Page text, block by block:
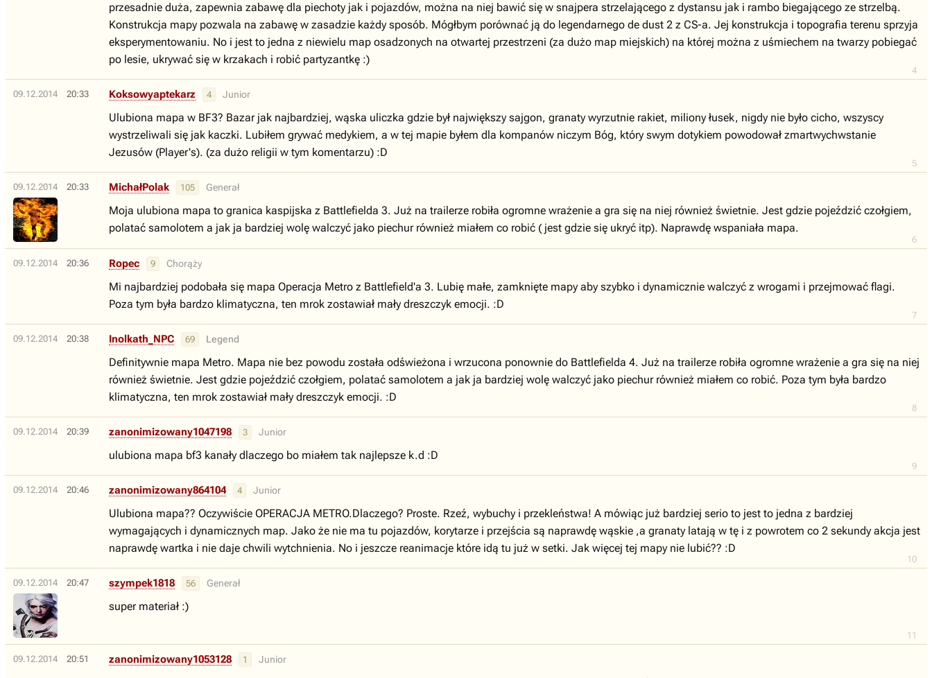
4
przesadnie duża, zapewnia zabawę dla piechoty jak i pojazdów, można na niej bawić się w snajpera strzelającego z dystansu jak i rambo biegającego ze strzelbą.
Konstrukcja mapy pozwala na zabawę w zasadzie każdy sposób. Mógłbym porównać ją do legendarnego de dust 2 z CS-a. Jej konstrukcja i topografia terenu sprzyja
eksperymentowaniu. No i jest to jedna z niewielu map osadzonych na otwartej przestrzeni (za dużo map miejskich) na której można z uśmiechem na twarzy pobiegać
po lesie, ukrywać się w krzakach i robić partyzantkę :)
09.12.2014 20:33
5
Koksowyaptekarz 4 Junior
Ulubiona mapa w BF3? Bazar jak najbardziej, wąska uliczka gdzie był największy sajgon, granaty wyrzutnie rakiet, miliony łusek, nigdy nie było cicho, wszyscy
wystrzeliwali się jak kaczki. Lubiłem grywać medykiem, a w tej mapie byłem dla kompanów niczym Bóg, który swym dotykiem powodował zmartwychwstanie
Jezusów (Player's). (za dużo religii w tym komentarzu) :D
09.12.2014 20:33
6
MichałPolak 105 Generał
Moja ulubiona mapa to granica kaspijska z Battlefielda 3. Już na trailerze robiła ogromne wrażenie a gra się na niej również świetnie. Jest gdzie pojeździć czołgiem,
polatać samolotem a jak ja bardziej wolę walczyć jako piechur również miałem co robić ( jest gdzie się ukryć itp). Naprawdę wspaniała mapa.
09.12.2014 20:36
7
Ropec 9 Chorąży
Mi najbardziej podobała się mapa Operacja Metro z Battlefield'a 3. Lubię małe, zamknięte mapy aby szybko i dynamicznie walczyć z wrogami i przejmować flagi.
Poza tym była bardzo klimatyczna, ten mrok zostawiał mały dreszczyk emocji. :D
09.12.2014 20:38
8
Inolkath_NPC 69 Legend
Definitywnie mapa Metro. Mapa nie bez powodu została odświeżona i wrzucona ponownie do Battlefielda 4. Już na trailerze robiła ogromne wrażenie a gra się na niej
również świetnie. Jest gdzie pojeździć czołgiem, polatać samolotem a jak ja bardziej wolę walczyć jako piechur również miałem co robić. Poza tym była bardzo
klimatyczna, ten mrok zostawiał mały dreszczyk emocji. :D
09.12.2014 20:39
9
zanonimizowany1047198 3 Junior
ulubiona mapa bf3 kanały dlaczego bo miałem tak najlepsze k.d :D
09.12.2014 20:46
10
zanonimizowany864104 4 Junior
Ulubiona mapa?? Oczywiście OPERACJA METRO.Dlaczego? Proste. Rzeź, wybuchy i przekleństwa! A mówiąc już bardziej serio to jest to jedna z bardziej
wymagających i dynamicznych map. Jako że nie ma tu pojazdów, korytarze i przejścia są naprawdę wąskie ,a granaty latają w tę i z powrotem co 2 sekundy akcja jest
naprawdę wartka i nie daje chwili wytchnienia. No i jeszcze reanimacje które idą tu już w setki. Jak więcej tej mapy nie lubić?? :D
09.12.2014 20:47
11
szympek1818 56 Generał
super materiał :)
09.12.2014 20:51 zanonimizowany1053128 1 Junior